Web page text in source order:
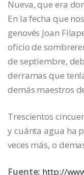
Nueva, que era
En la fecha que
genovés Joan
oficio de
de septiembre,
derramas que
demás maestros
Trescientos
y cuánta agua ha
veces más, o
Fuente: http://